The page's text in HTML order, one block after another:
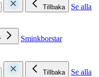
Tillbaka
Se alla
Sminkborstar
Tillbaka
Se alla